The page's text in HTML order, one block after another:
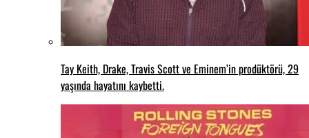
Tay Keith, Drake, Travis Scott ve Eminem’in prodüktörü, 29
yaşında hayatını kaybetti.